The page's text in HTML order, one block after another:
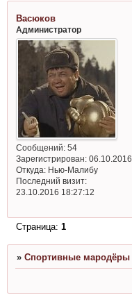
Васюков
Администратор
Сообщений:54
Зарегистрирован: 06.10.2016
Откуда:Нью-Малибу
Последний визит:
23.10.2016 18:27:12
Страница: 1
» Спортивные мародёры